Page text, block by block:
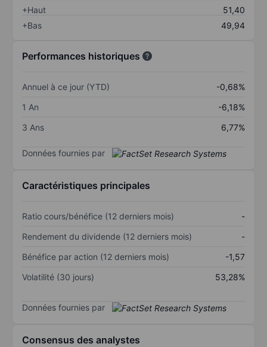
+Haut
51,40
+Bas
49,94
Performances historiques
Annuel à ce jour (YTD)
-0,68%
1 An
-6,18%
3 Ans
6,77%
Données fournies par
Caractéristiques principales
Ratio cours/bénéfice (12 derniers mois)
-
Rendement du dividende (12 derniers mois)
-
Bénéfice par action (12 derniers mois)
-1,57
Volatilité (30 jours)
53,28%
Données fournies par
Consensus des analystes